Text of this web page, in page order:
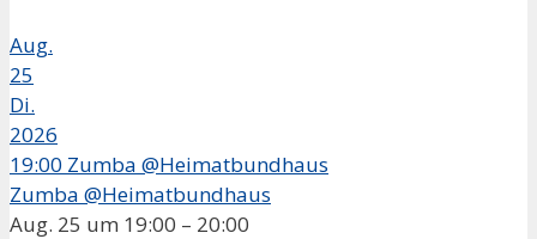
Aug.
25
Di.
2026
19:00 Zumba @Heimatbundhaus
Zumba @Heimatbundhaus
Aug. 25 um 19:00 – 20:00